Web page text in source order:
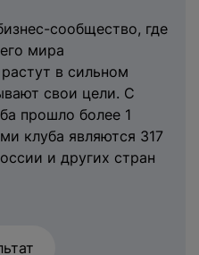
сообщество, где
мира
в сильном
свои цели. С
прошло более 1
клуба являются 317
и других стран